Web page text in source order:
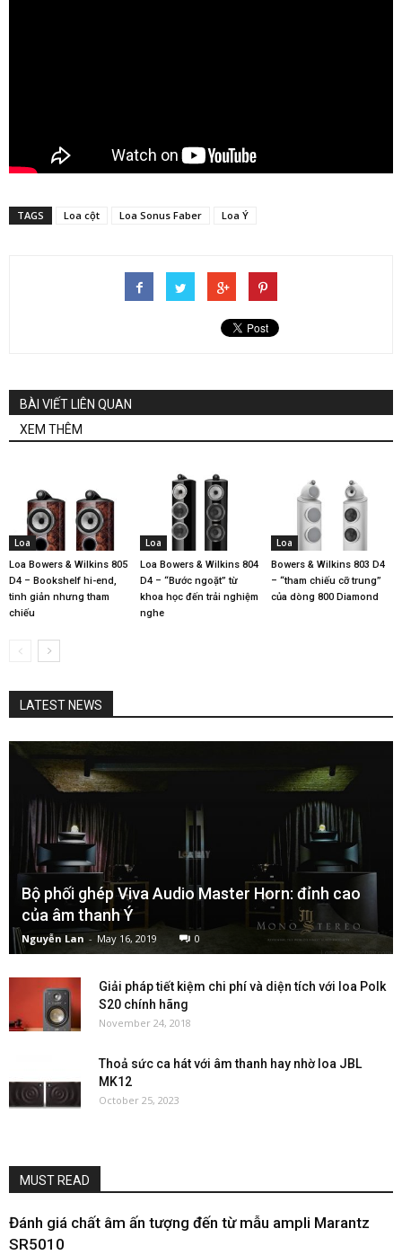
TAGS Loa cột Loa Sonus Faber Loa Ý
BÀI VIẾT LIÊN QUAN
XEM THÊM
Loa
Loa Bowers & Wilkins 805
D4 – Bookshelf hi-end,
tinh giản nhưng tham
chiếu
Loa
Loa Bowers & Wilkins 804
D4 – “Bước ngoặt” từ
khoa học đến trải nghiệm
nghe
Loa
Bowers & Wilkins 803 D4
– “tham chiếu cỡ trung”
của dòng 800 Diamond
LATEST NEWS
Bộ phối ghép Viva Audio Master Horn: đỉnh cao
của âm thanh Ý
Nguyễn Lan - May 16, 2019 0
Giải pháp tiết kiệm chi phí và diện tích với loa Polk
S20 chính hãng
November 24, 2018
Thoả sức ca hát với âm thanh hay nhờ loa JBL
MK12
October 25, 2023
MUST READ
Đánh giá chất âm ấn tượng đến từ mẫu ampli Marantz
SR5010